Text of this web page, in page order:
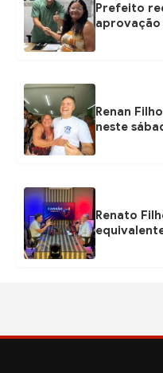
Prefeito
Renan
neste
Renato